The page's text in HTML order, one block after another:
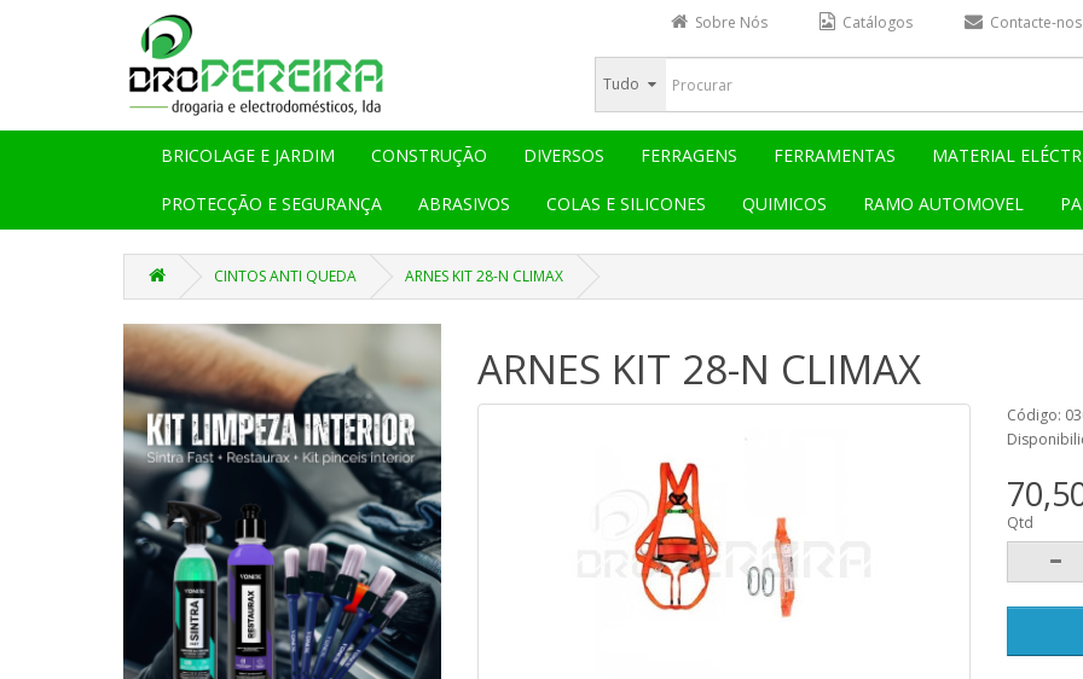
Sobre Nós Catálogos Contacte-nos
Tudo
BRICOLAGE E JARDIM CONSTRUÇÃO DIVERSOS FERRAGENS FERRAMENTAS MATERIAL
PROTECÇÃO E SEGURANÇA ABRASIVOS COLAS E SILICONES QUIMICOS RAMO AUTOMOVEL
CINTOS ANTI QUEDA ARNES KIT 28-N CLIMAX
ARNES KIT 28-N CLIMAX
Código:
Qtd